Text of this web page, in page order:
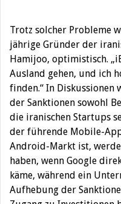
Trotz solcher Probleme
jährige Gründer der
Hamijoo, optimistisch.
Ausland gehen, und ich
finden.“ In Diskussionen
der Sanktionen sowohl
die iranischen Startups
der führende Mobile-
Android-Markt ist,
haben, wenn Google
käme, während ein
Aufhebung der